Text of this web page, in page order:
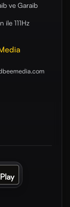
ve Garaib
ile 111Hz
.com